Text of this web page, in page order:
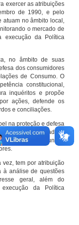
exercer as atribuições
de 1990, e pelo
atuam no âmbito local,
o mercado de
execução da Política
no âmbito de suas
dos consumidores
de Consumo. O
constitucional,
inquéritos e propõe
ações, defende os
e conciliações.
na proteção e defesa
de cidadãos
e com função
vez, tem por atribuição
à análise de questões
geral, além do
execução da Política